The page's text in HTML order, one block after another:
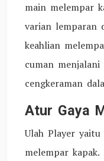
main melempar
varian lemparan
keahlian
cuman menjalani
cengkeraman
Atur Gaya
Ulah Player
melempar